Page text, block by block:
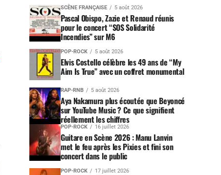
SCÈNE FRANÇAISE 5 août 2026
Pascal Obispo, Zazie et Renaud réunis
pour le concert “SOS Solidarité
Incendies” sur M6
POP-ROCK 5 août 2026
Elvis Costello célèbre les 49 ans de “My
Aim Is True” avec un coffret monumental
RAP-RNB 5 août 2026
Aya Nakamura plus écoutée que Beyoncé
sur YouTube Music ? Ce que signifient
réellement les chiffres
POP-ROCK 16 juillet 2026
Guitare en Scène 2026 : Manu Lanvin
met le feu après les Pixies et fini son
concert dans le public
POP-ROCK 17 juillet 2026